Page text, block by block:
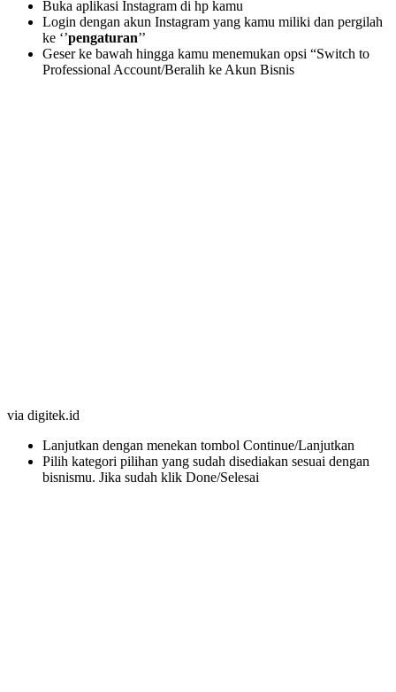
Buka aplikasi Instagram di hp kamu
Login dengan akun Instagram yang kamu miliki dan pergilah
ke ‘’pengaturan’’
Geser ke bawah hingga kamu menemukan opsi “Switch to
Professional Account/Beralih ke Akun Bisnis
via digitek.id
Lanjutkan dengan menekan tombol Continue/Lanjutkan
Pilih kategori pilihan yang sudah disediakan sesuai dengan
bisnismu. Jika sudah klik Done/Selesai